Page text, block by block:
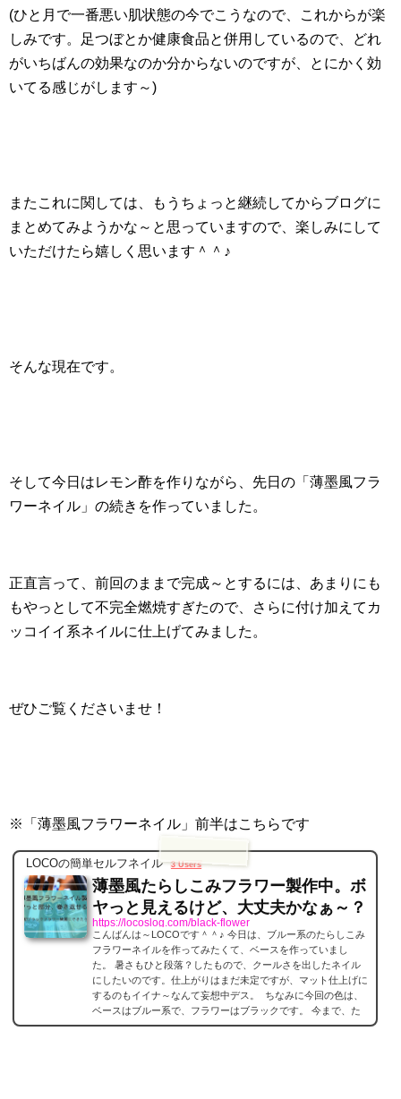
(ひと月で一番悪い肌状態の今でこうなので、これからが楽
しみです。足つぼとか健康食品と併用しているので、どれ
がいちばんの効果なのか分からないのですが、とにかく効
いてる感じがします～)
またこれに関しては、もうちょっと継続してからブログに
まとめてみようかな～と思っていますので、楽しみにして
いただけたら嬉しく思います＾＾♪
そんな現在です。
そして今日はレモン酢を作りながら、先日の「薄墨風フラ
ワーネイル」の続きを作っていました。
正直言って、前回のままで完成～とするには、あまりにも
もやっとして不完全燃焼すぎたので、さらに付け加えてカ
ッコイイ系ネイルに仕上げてみました。
ぜひご覧くださいませ！
※「薄墨風フラワーネイル」前半はこちらです
LOCOの簡単セルフネイル 3 Users
薄墨風たらしこみフラワー製作中。ボ
ヤっと見えるけど、大丈夫かなぁ～？
https://locoslog.com/black-flower
こんばんは～LOCOです＾＾♪ 今日は、ブルー系のたらしこみ
フラワーネイルを作ってみたくて、ベースを作っていまし
た。 暑さもひと段落？したもので、クールさを出したネイル
にしたいのです。仕上がりはまだ未定ですが、マット仕上げに
するのもイイナ～なんて妄想中デス。 ちなみに今回の色は、
ベースはブルー系で、フラワーはブラックです。 今まで、た
らしこみフラワーはホワイトのみしかしたことが無く、ブラッ